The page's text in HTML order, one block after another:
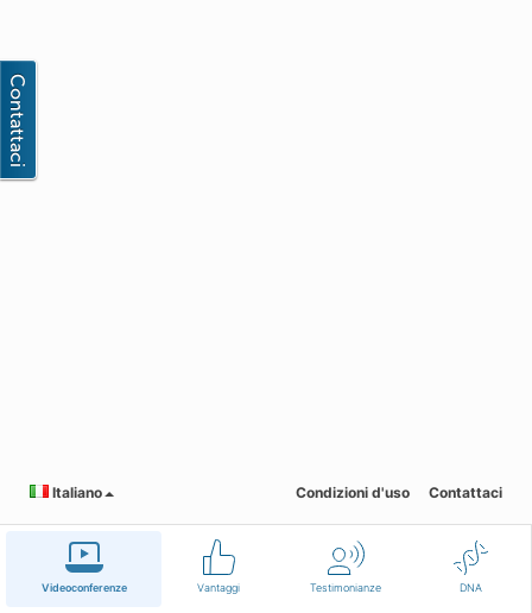
Videoconferenze Vantaggi Testimonianze DNA
Italiano Condizioni d'uso Contattaci